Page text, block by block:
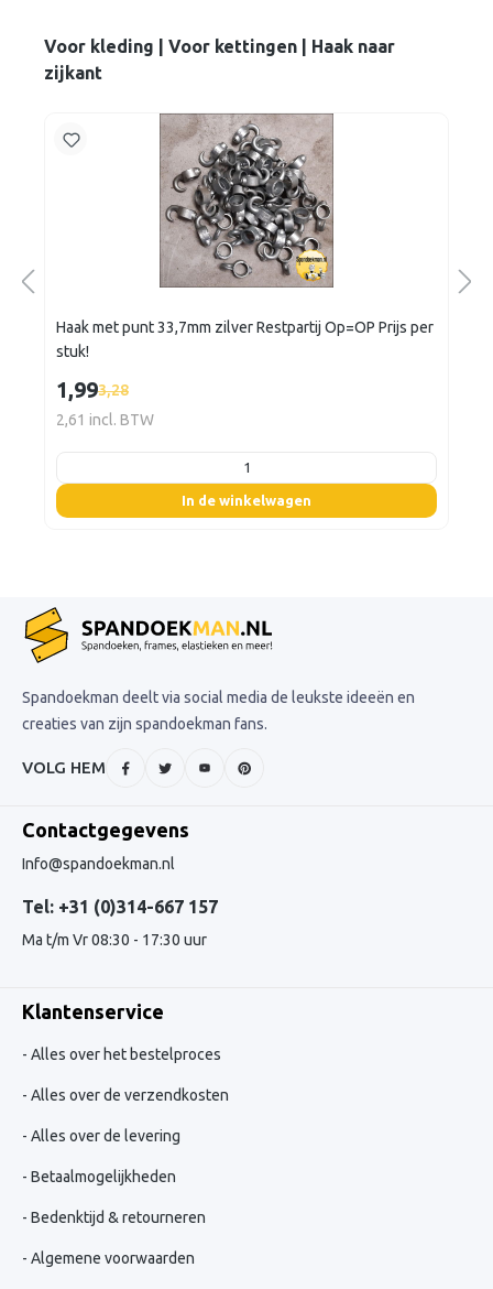
Voor kleding | Voor kettingen | Haak naar
zijkant
Haak met punt 33,7mm zilver Restpartij Op=OP Prijs per
stuk!
1,993,28
2,61 incl. BTW
In de winkelwagen
Spandoekman deelt via social media de leukste ideeën en
creaties van zijn spandoekman fans.
VOLG HEM
Contactgegevens
Info@spandoekman.nl
Tel: +31 (0)314-667 157
Ma t/m Vr 08:30 - 17:30 uur
Klantenservice
Alles over het bestelproces
Alles over de verzendkosten
Alles over de levering
Betaalmogelijkheden
Bedenktijd & retourneren
Algemene voorwaarden